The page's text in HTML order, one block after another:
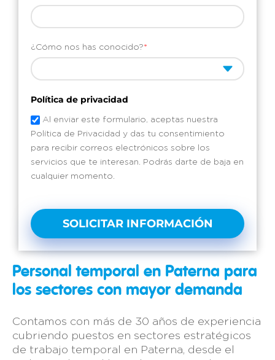
¿Cómo nos has conocido?*
Política de privacidad
Al enviar este formulario, aceptas nuestra
Política de Privacidad y das tu consentimiento
para recibir correos electrónicos sobre los
servicios que te interesan. Podrás darte de baja en
cualquier momento.
SOLICITAR INFORMACIÓN
Personal temporal en Paterna para
los sectores con mayor demanda
Contamos con más de 30 años de experiencia
cubriendo puestos en sectores estratégicos
de trabajo temporal en Paterna, desde el